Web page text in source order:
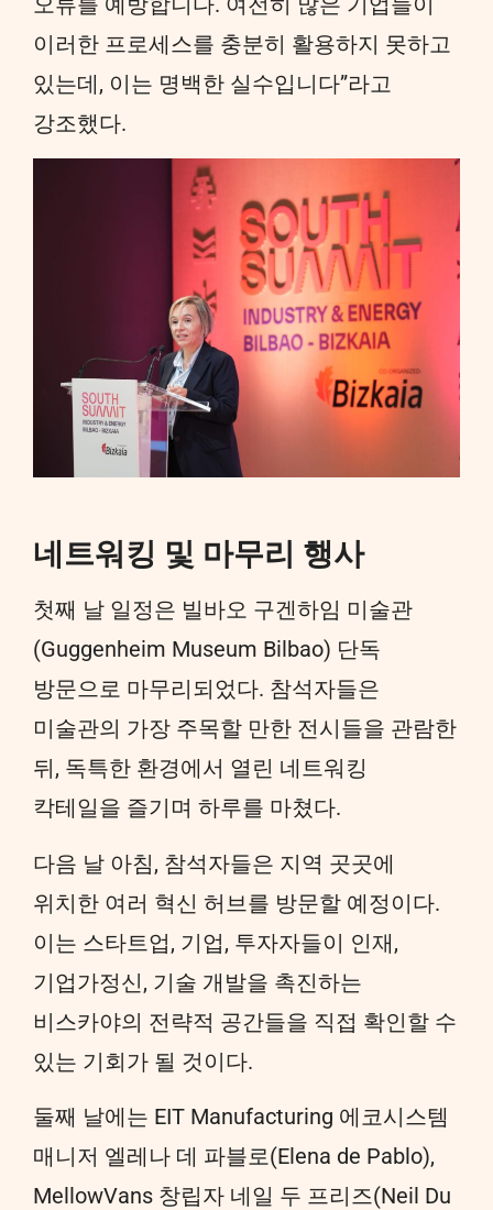
이러한 프로세스를 충분히 활용하지 못하고
있는데, 이는 명백한 실수입니다”라고
강조했다.
네트워킹 및 마무리 행사
첫째 날 일정은 빌바오 구겐하임 미술관
(Guggenheim Museum Bilbao) 단독
방문으로 마무리되었다. 참석자들은
미술관의 가장 주목할 만한 전시들을 관람한
뒤, 독특한 환경에서 열린 네트워킹
칵테일을 즐기며 하루를 마쳤다.
다음 날 아침, 참석자들은 지역 곳곳에
위치한 여러 혁신 허브를 방문할 예정이다.
이는 스타트업, 기업, 투자자들이 인재,
기업가정신, 기술 개발을 촉진하는
비스카야의 전략적 공간들을 직접 확인할 수
있는 기회가 될 것이다.
둘째 날에는 EIT Manufacturing 에코시스템
매니저 엘레나 데 파블로(Elena de Pablo),
MellowVans 창립자 네일 두 프리즈(Neil Du